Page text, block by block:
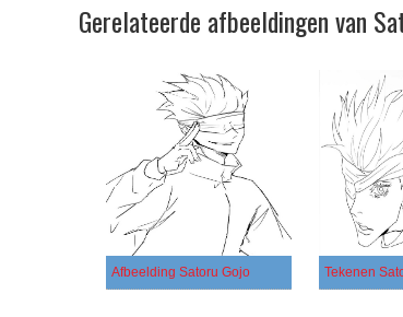
Gerelateerde afbeeldingen van
Afbeelding Satoru Gojo